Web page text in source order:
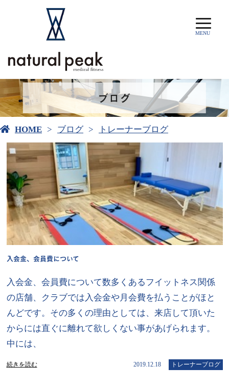
MENU
ブログ
HOME ブログ トレーナーブログ
入会金、会員費について
入会金、会員費について数多くあるフイットネス関係
の店舗、クラブでは入会金や月会費を払うことがほと
んどです。その多くの理由としては、来店して頂いた
からには直ぐに離れて欲しくない事があげられます。
中には、
続きを読む 2019.12.18 トレーナーブログ